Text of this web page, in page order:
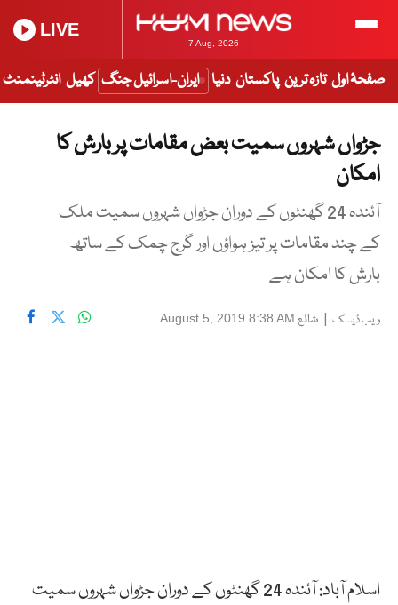
7 Aug, 2026
LIVE
صفحۂ اول تازہ ترین پاکستان دنیا ایران-اسرائیل جنگ کھیل انٹرٹینمنٹ
جڑواں شہروں سمیت بعض مقامات پر بارش کا
امکان
آئندہ 24 گھنٹوں کے دوران جڑواں شہروں سمیت ملک
کے چند مقامات پر تیز ہواؤں اور گرج چمک کے ساتھ
بارش کا امکان ہے
ویب ڈیسک | شائع August 5, 2019 8:38 AM
اسلام آباد: آئندہ 24 گھنٹوں کے دوران جڑواں شہروں سمیت